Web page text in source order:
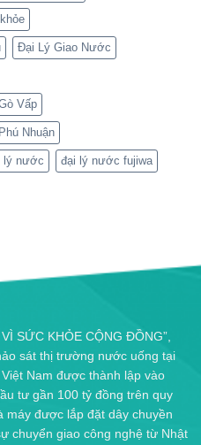
Đại Lý Giao Nước
Vấp
Nhuận
lý nước đại lý nước fujiwa
SỨC KHỎE CỘNG ĐỒNG”,
sát thị trường nước uống tại
Nam được thành lập vào
tư gần 100 tỷ đồng trên quy
máy được lắp đặt dây chuyền
chuyển giao công nghệ từ Nhật